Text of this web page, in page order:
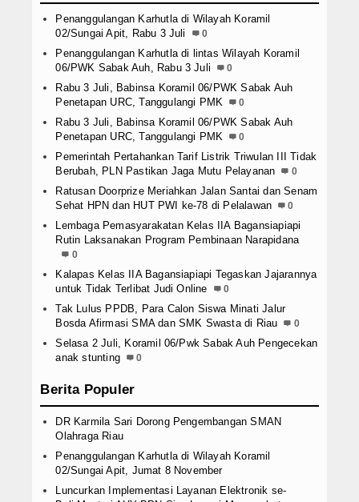
Penanggulangan Karhutla di Wilayah Koramil
02/Sungai Apit, Rabu 3 Juli
0
Penanggulangan Karhutla di lintas Wilayah Koramil
06/PWK Sabak Auh, Rabu 3 Juli
0
Rabu 3 Juli, Babinsa Koramil 06/PWK Sabak Auh
Penetapan URC, Tanggulangi PMK
0
Rabu 3 Juli, Babinsa Koramil 06/PWK Sabak Auh
Penetapan URC, Tanggulangi PMK
0
Pemerintah Pertahankan Tarif Listrik Triwulan III Tidak
Berubah, PLN Pastikan Jaga Mutu Pelayanan
0
Ratusan Doorprize Meriahkan Jalan Santai dan Senam
Sehat HPN dan HUT PWI ke-78 di Pelalawan
0
Lembaga Pemasyarakatan Kelas IIA Bagansiapiapi
Rutin Laksanakan Program Pembinaan Narapidana
0
Kalapas Kelas IIA Bagansiapiapi Tegaskan Jajarannya
untuk Tidak Terlibat Judi Online
0
Tak Lulus PPDB, Para Calon Siswa Minati Jalur
Bosda Afirmasi SMA dan SMK Swasta di Riau
0
Selasa 2 Juli, Koramil 06/Pwk Sabak Auh Pengecekan
anak stunting
0
Berita Populer
DR Karmila Sari Dorong Pengembangan SMAN
Olahraga Riau
Penanggulangan Karhutla di Wilayah Koramil
02/Sungai Apit, Jumat 8 November
Luncurkan Implementasi Layanan Elektronik se-